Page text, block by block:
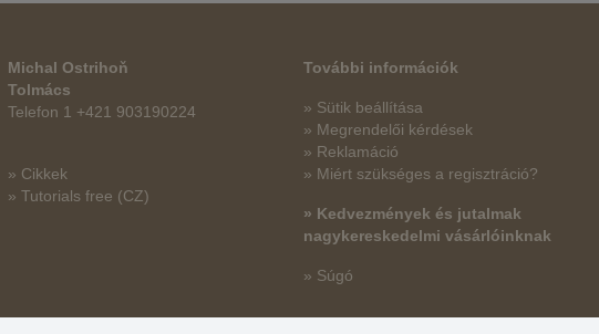
Michal Ostrihoň
Tolmács
Telefon 1 +421 903190224
» Cikkek
» Tutorials free (CZ)
További információk
» Sütik beállítása
» Megrendelői kérdések
» Reklamáció
» Miért szükséges a regisztráció?
» Kedvezmények és jutalmak
nagykereskedelmi vásárlóinknak
» Súgó